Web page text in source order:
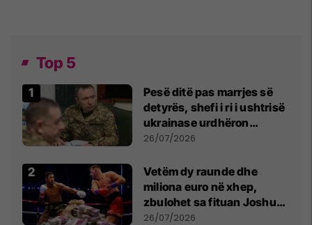
Top 5
Pesë ditë pas marrjes së
detyrës, shefi i ri i ushtrisë
ukrainase urdhëron
kontroll të madh
26/07/2026
Vetëm dy raunde dhe
miliona euro në xhep,
zbulohet sa fituan Joshua
e Prenga
26/07/2026